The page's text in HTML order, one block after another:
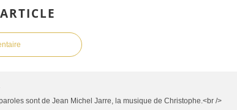
sont de Jean Michel Jarre, la musique de Christophe.<br />